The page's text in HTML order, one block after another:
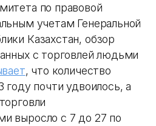
по правовой
учетам Генеральной
Казахстан, обзор
с торговлей людьми
, что количество
году почти удвоилось, а
выросло с 7 до 27 по